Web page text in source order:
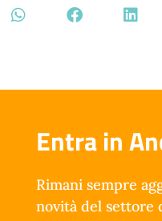
Entra in
Rimani sempre
novità del settore